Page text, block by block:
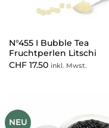
N°455 I Bubble Tea
Fruchtperlen Litschi
CHF17.50 inkl. Mwst.
NEU